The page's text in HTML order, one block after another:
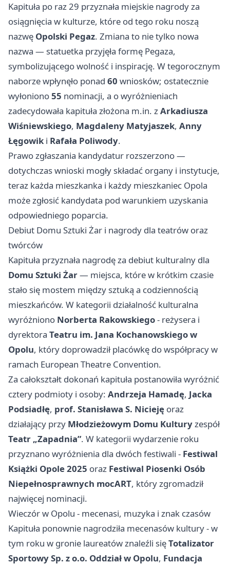
Kapituła po raz 29 przyznała miejskie nagrody za
osiągnięcia w kulturze, które od tego roku noszą
nazwę Opolski Pegaz. Zmiana to nie tylko nowa
nazwa — statuetka przyjęła formę Pegaza,
symbolizującego wolność i inspirację. W tegorocznym
naborze wpłynęło ponad 60 wniosków; ostatecznie
wyłoniono55 nominacji, a o wyróżnieniach
zadecydowała kapituła złożona m.in. zArkadiusza
Wiśniewskiego, Magdaleny Matyjaszek, Anny
Łęgowik i Rafała Poliwody.
Prawo zgłaszania kandydatur rozszerzono —
dotychczas wnioski mogły składać organy i instytucje,
teraz każda mieszkanka i każdy mieszkaniec Opola
może zgłosić kandydata pod warunkiem uzyskania
odpowiedniego poparcia.
Debiut Domu Sztuki Żar i nagrody dla teatrów oraz
twórców
Kapituła przyznała nagrodę za debiut kulturalny dla
Domu Sztuki Żar— miejsca, które w krótkim czasie
stało się mostem między sztuką a codziennością
mieszkańców. W kategorii działalność kulturalna
wyróżniono Norberta Rakowskiego- reżysera i
dyrektora Teatru im. Jana Kochanowskiego w
Opolu, który doprowadził placówkę do współpracy w
ramach European Theatre Convention.
Za całokształt dokonań kapituła postanowiła wyróżnić
cztery podmioty i osoby: Andrzeja Hamadę, Jacka
Podsiadłę, prof. Stanisława S. Nicieję oraz
działający przy Młodzieżowym Domu Kulturyzespół
Teatr „Zapadnia”. W kategorii wydarzenie roku
przyznano wyróżnienia dla dwóch festiwali - Festiwal
Książki Opole 2025 oraz Festiwal Piosenki Osób
Niepełnosprawnych mocART, który zgromadził
najwięcej nominacji.
Wieczór w Opolu - mecenasi, muzyka i znak czasów
Kapituła ponownie nagrodziła mecenasów kultury - w
tym roku w gronie laureatów znaleźli sięTotalizator
Sportowy Sp. z o.o. Oddział w Opolu, Fundacja